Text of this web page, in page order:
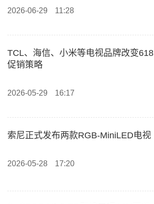
2026-06-29 11:28
TCL、海信、小米等电视品牌改变618
促销策略
2026-05-29 16:17
索尼正式发布两款RGB-MiniLED电视
2026-05-28 17:20